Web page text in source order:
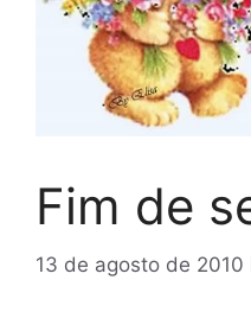
Fim de
13 de agosto de 2010